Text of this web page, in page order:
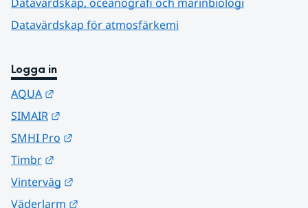
Datavärdskap för atmosfärkemi
Logga in
AQUA
SIMAIR
SMHI Pro
Timbr
Vinterväg
Väderlarm